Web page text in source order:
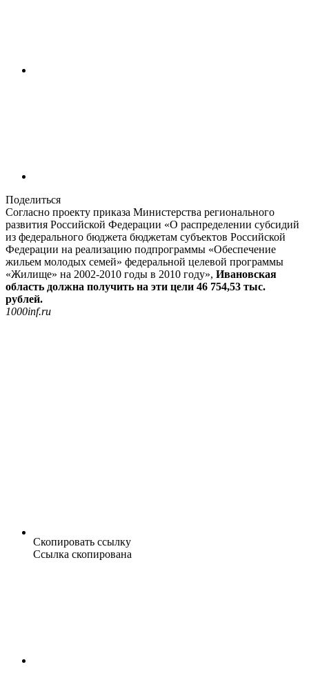
Поделиться
Согласно проекту приказа Министерства регионального
развития Российской Федерации «О распределении субсидий
из федерального бюджета бюджетам субъектов Российской
Федерации на реализацию подпрограммы «Обеспечение
жильем молодых семей» федеральной целевой программы
«Жилище» на 2002-2010 годы в 2010 году», Ивановская
область должна получить на эти цели 46 754,53 тыс.
рублей.
1000inf.ru
Скопировать ссылку
Ссылка скопирована